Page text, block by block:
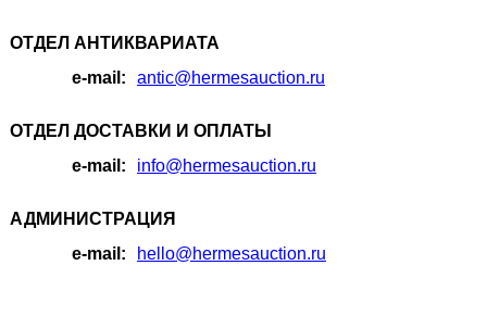
ОТДЕЛ АНТИКВАРИАТА
e-mail:
antic@hermesauction.ru
ОТДЕЛ ДОСТАВКИ И ОПЛАТЫ
e-mail:
info@hermesauction.ru
АДМИНИСТРАЦИЯ
e-mail:
hello@hermesauction.ru